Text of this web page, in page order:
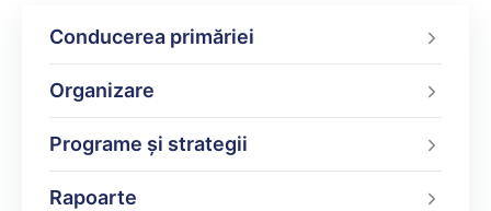
Conducerea primăriei
Organizare
Programe şi strategii
Rapoarte